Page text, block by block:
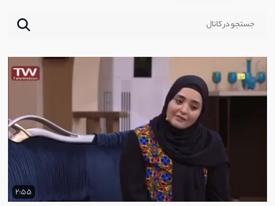
2:55